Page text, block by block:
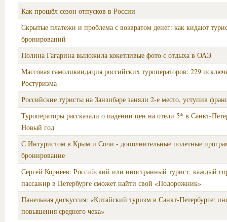
Как прошёл сезон отпусков в России
Скрытые платежи и проблема с возвратом денег: как кидают
бронирований
Полина Гагарина выложила кокетливые фото с отдыха в ОАЭ
Массовая самоликвидация российских туроператоров: 229
Ростуризма
Российские туристы на Занзибаре заняли 2-е место, уступив
Туроператоры рассказали о падении цен на отели 5* в Санкт-
Новый год
С Интуристом в Крым и Сочи - дополнительные полетные
бронирование
Сергей Корнеев: Российский или иностранный турист, каждый
пассажир в Петербурге сможет найти свой «Подорожник»
Панельная дискуссия: «Китайский туризм в Санкт-Петербурге:
повышения среднего чека»